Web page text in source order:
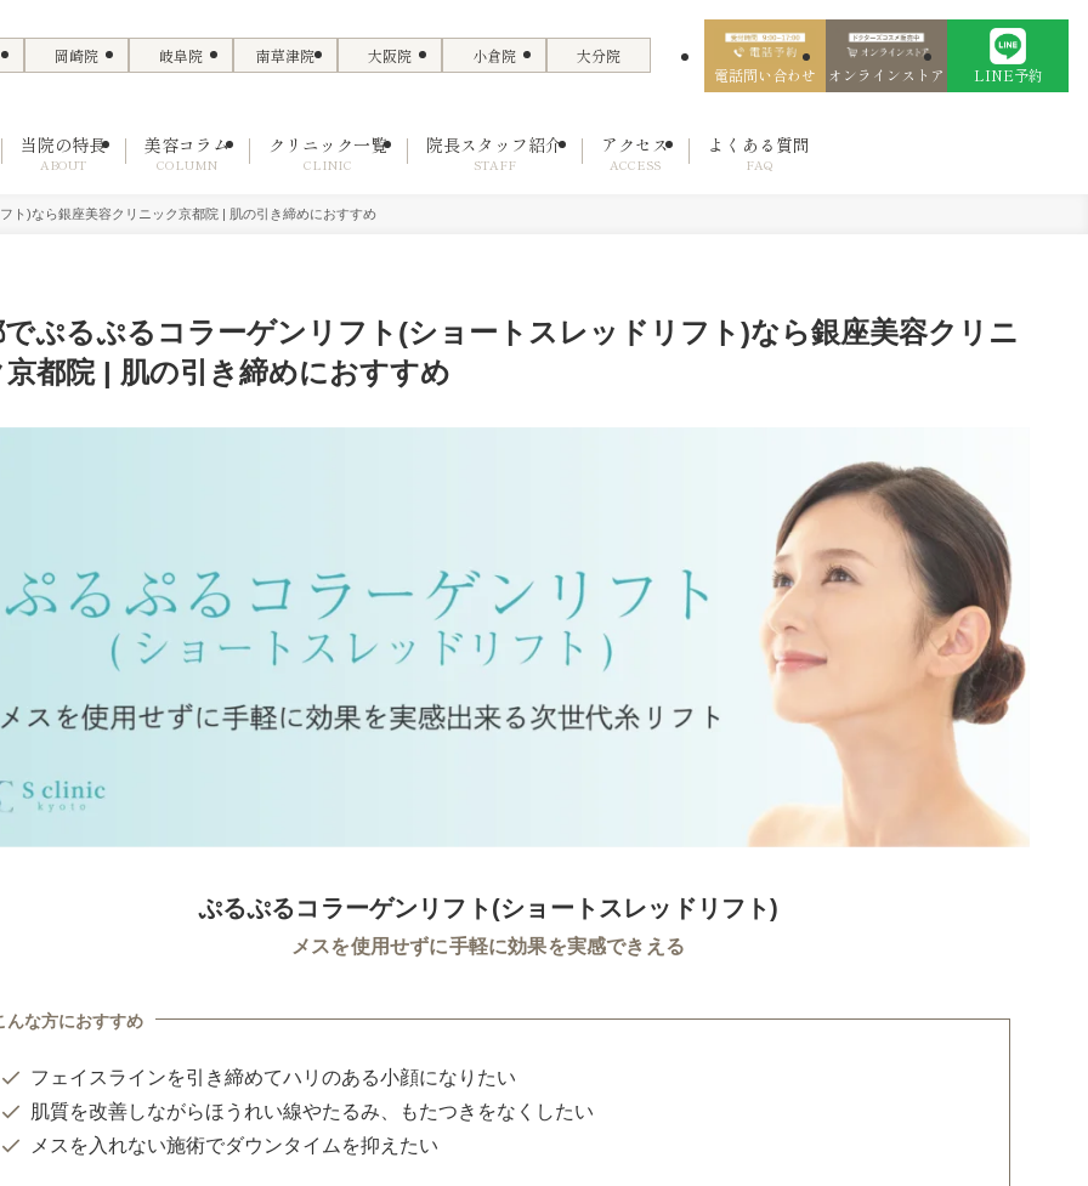
岡崎院 岐阜院 南草津院 大阪院 小倉院
大分院
電話問い合わせ
オンラインストア LINE予約
当院の特長
ABOUT
美容コラム
COLUMN
クリニック一覧
CLINIC
院長スタッフ紹介
STAFF
アクセス
ACCESS
よくある質問
FAQ
ト)なら銀座美容クリニック京都院 | 肌の引き締めにおすすめ
ぷるぷるコラーゲンリフト(ショートスレッドリフト)なら銀座美容クリニ
都院 | 肌の引き締めにおすすめ
ぷるぷるコラーゲンリフト(ショートスレッドリフト)
メスを使用せずに手軽に効果を実感できえる
んな方におすすめ
フェイスラインを引き締めてハリのある小顔になりたい
肌質を改善しながらほうれい線やたるみ、もたつきをなくしたい
メスを入れない施術でダウンタイムを抑えたい